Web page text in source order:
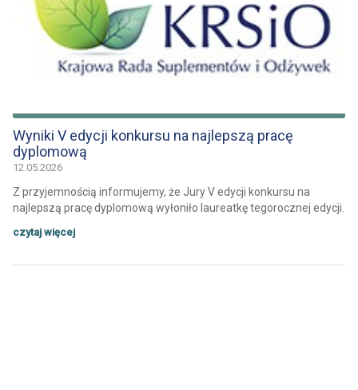
Wyniki V edycji konkursu na najlepszą pracę
dyplomową
12.05.2026
Z przyjemnością informujemy, że Jury V edycji konkursu na
najlepszą pracę dyplomową wyłoniło laureatkę tegorocznej edycji.
czytaj więcej